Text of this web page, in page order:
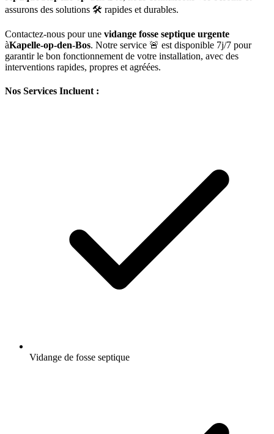
assurons des solutions 🛠️ rapides et durables.
Contactez-nous pour une vidange fosse septique urgente
àKapelle-op-den-Bos. Notre service 🚨 est disponible 7j/7 pour
garantir le bon fonctionnement de votre installation, avec des
interventions rapides, propres et agréées.
Nos Services Incluent :
Vidange de fosse septique